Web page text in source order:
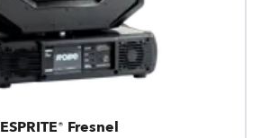
ESPRITE® Fresnel